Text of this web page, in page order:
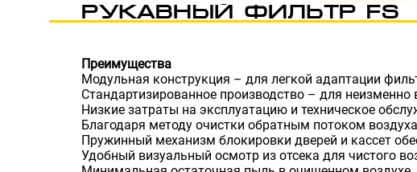
РУКАВНЫЙ ФИЛЬТР FS
Преимущества
Модульная конструкция – для легкой адаптации
Стандартизированное производство – для неизменно
Низкие затраты на эксплуатацию и техническое
Благодаря методу очистки обратным потоком воздуха
Пружинный механизм блокировки дверей и кассет
Удобный визуальный осмотр из отсека для чистого